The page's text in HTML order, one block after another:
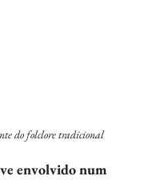
do folclore tradicional
envolvido num